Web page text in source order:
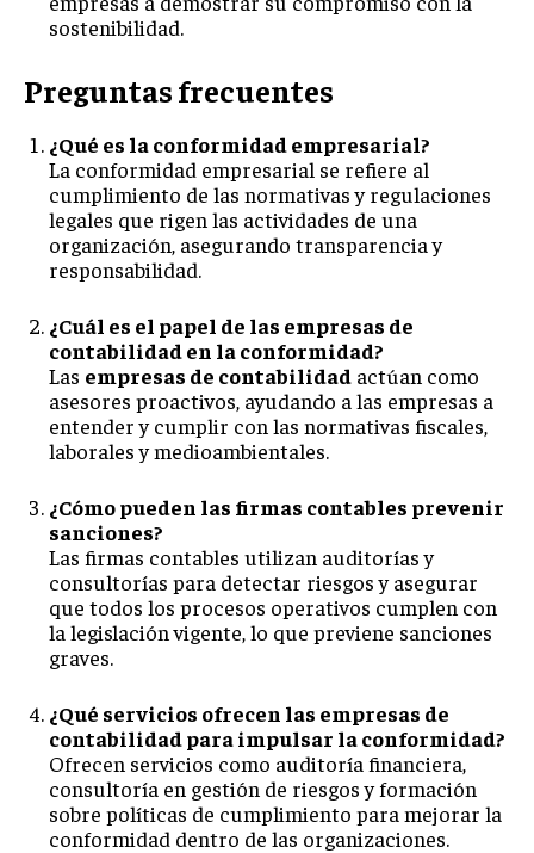
sostenibilidad.
Preguntas frecuentes
¿Qué es la conformidad empresarial?
La conformidad empresarial se refiere al
cumplimiento de las normativas y regulaciones
legales que rigen las actividades de una
organización, asegurando transparencia y
responsabilidad.
¿Cuál es el papel de las empresas de
contabilidad en la conformidad?
Las empresas de contabilidad actúan como
asesores proactivos, ayudando a las empresas a
entender y cumplir con las normativas fiscales,
laborales y medioambientales.
¿Cómo pueden las firmas contables prevenir
sanciones?
Las firmas contables utilizan auditorías y
consultorías para detectar riesgos y asegurar
que todos los procesos operativos cumplen con
la legislación vigente, lo que previene sanciones
graves.
¿Qué servicios ofrecen las empresas de
contabilidad para impulsar la conformidad?
Ofrecen servicios como auditoría financiera,
consultoría en gestión de riesgos y formación
sobre políticas de cumplimiento para mejorar la
conformidad dentro de las organizaciones.